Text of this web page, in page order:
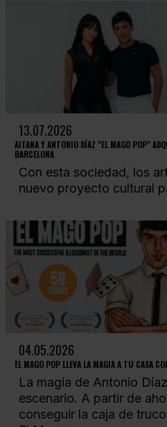
13.07.2026
AITANA Y ANTONIO DÍAZ "EL MAGO POP"
BARCELONA
Con esta sociedad, los
nuevo proyecto cultural
04.05.2026
EL MAGO POP LLEVA LA MAGIA A TU CASA
La magia de Antonio
escenario. A partir de
conseguir la caja de